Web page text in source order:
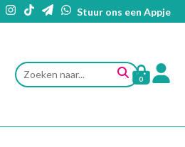
Stuur ons een Appje
0